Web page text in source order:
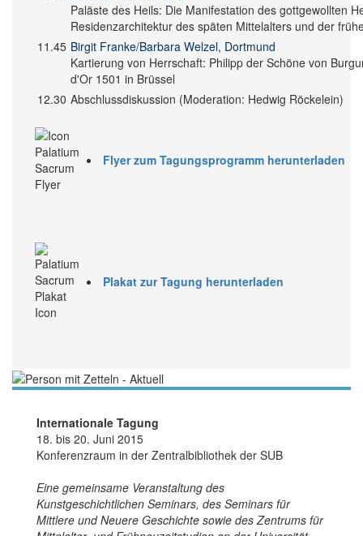
Paläste des Heils: Die Manifestation des gottgewollten
Residenzarchitektur des späten Mittelalters und der
11.45 Birgit Franke/Barbara Welzel, Dortmund
Kartierung von Herrschaft: Philipp der Schöne von
d'Or 1501 in Brüssel
12.30 Abschlussdiskussion (Moderation: Hedwig Röckelein)
Flyer zum Tagungsprogramm herunterladen
Plakat zur Tagung herunterladen
Internationale Tagung
18. bis 20. Juni 2015
Konferenzraum in der Zentralbibliothek der SUB
Eine gemeinsame Veranstaltung des
Kunstgeschichtlichen Seminars, des Seminars für
Mittlere und Neuere Geschichte sowie des Zentrums für